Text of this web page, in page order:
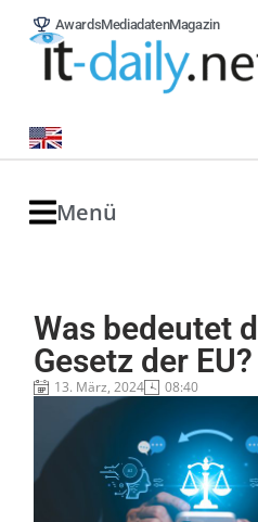
AwardsMediadatenMagazin
Menü
Was bedeutet
Gesetz der EU?
13. März, 2024 08:40